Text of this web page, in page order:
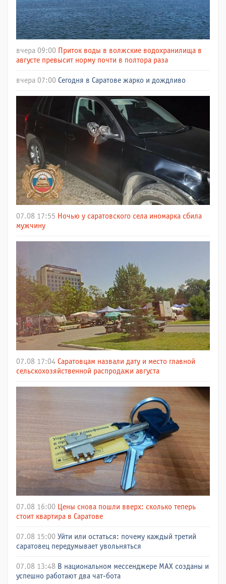
вчера 09:00 Приток воды в волжские водохранилища в
августе превысит норму почти в полтора раза
вчера 07:00 Сегодня в Саратове жарко и дождливо
07.08 17:55 Ночью у саратовского села иномарка сбила
мужчину
07.08 17:04 Саратовцам назвали дату и место главной
сельскохозяйственной распродажи августа
07.08 16:00 Цены снова пошли вверх: сколько теперь
стоит квартира в Саратове
07.08 15:00 Уйти или остаться: почему каждый третий
саратовец передумывает увольняться
07.08 13:48 В национальном мессенджере МАХ созданы и
успешно работают два чат-бота